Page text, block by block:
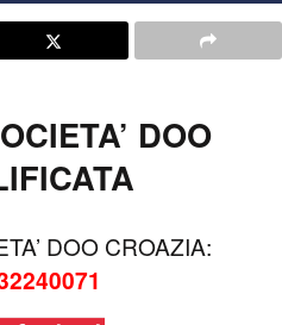
DOO
DOO CROAZIA: